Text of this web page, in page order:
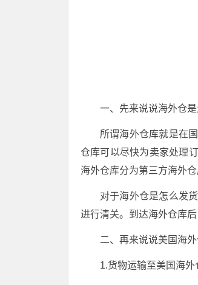
一、先来说说海外仓
所谓海外仓库就是在
仓库可以尽快为卖家处理
海外仓库分为第三方海外
对于海外仓是怎么发
进行清关。到达海外仓库
二、再来说说美国海
1.货物运输至美国海